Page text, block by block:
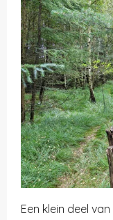
Een klein deel